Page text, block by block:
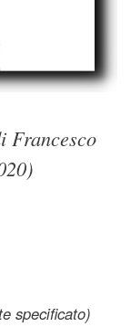
Francesco
specificato)